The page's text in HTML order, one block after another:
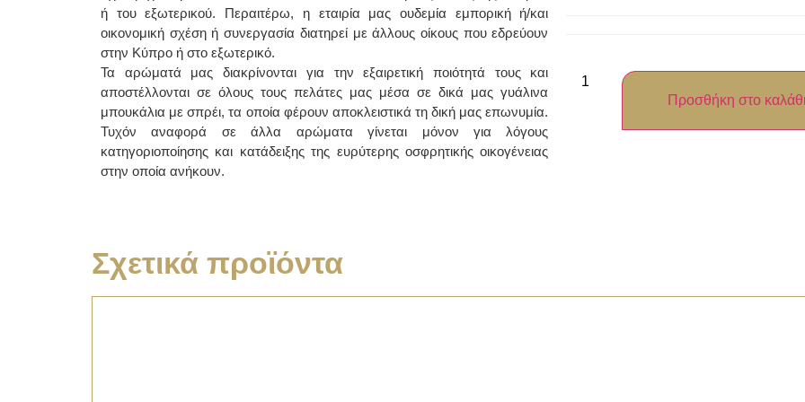
ή του εξωτερικού. Περαιτέρω, η εταιρία μας ουδεμία εμπορική ή/και
οικονομική σχέση ή συνεργασία διατηρεί με άλλους οίκους που εδρεύουν
στην Κύπρο ή στο εξωτερικό.
Τα αρώματά μας διακρίνονται για την εξαιρετική ποιότητά τους και
αποστέλλονται σε όλους τους πελάτες μας μέσα σε δικά μας γυάλινα
μπουκάλια με σπρέι, τα οποία φέρουν αποκλειστικά τη δική μας επωνυμία.
Τυχόν αναφορά σε άλλα αρώματα γίνεται μόνον για λόγους
κατηγοριοποίησης και κατάδειξης της ευρύτερης οσφρητικής οικογένειας
στην οποία ανήκουν.
Προσθήκη στο
Σχετικά προϊόντα